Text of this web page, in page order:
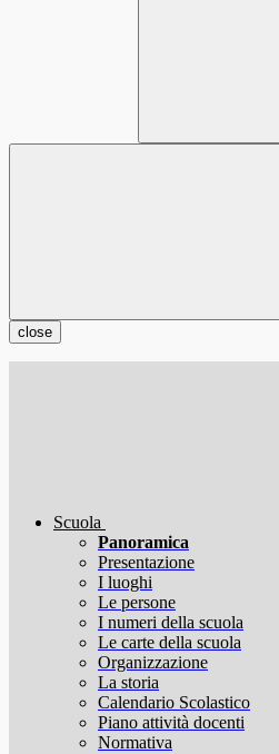
close
Scuola
Panoramica
Presentazione
I luoghi
Le persone
I numeri della scuola
Le carte della scuola
Organizzazione
La storia
Calendario Scolastico
Piano attività docenti
Normativa